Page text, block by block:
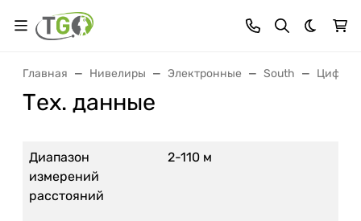
Темная
Главная Нивелиры Электронные South
Тех. данные
Диапазон
измерений
расстояний
2-110 м